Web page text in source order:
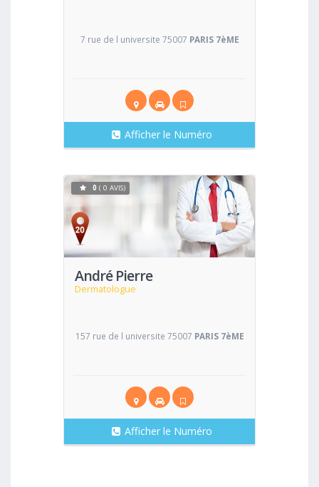
7 rue de l universite 75007 PARIS 7èME
Afficher le Numéro
André Pierre
Dermatologue
Voir
0 ( 0 AVIS)
157 rue de l universite 75007 PARIS 7èME
Afficher le Numéro